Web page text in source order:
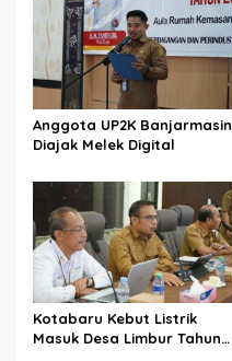
Anggota UP2K Banjarmasin
Diajak Melek Digital
Kotabaru Kebut Listrik
Masuk Desa Limbur Tahun